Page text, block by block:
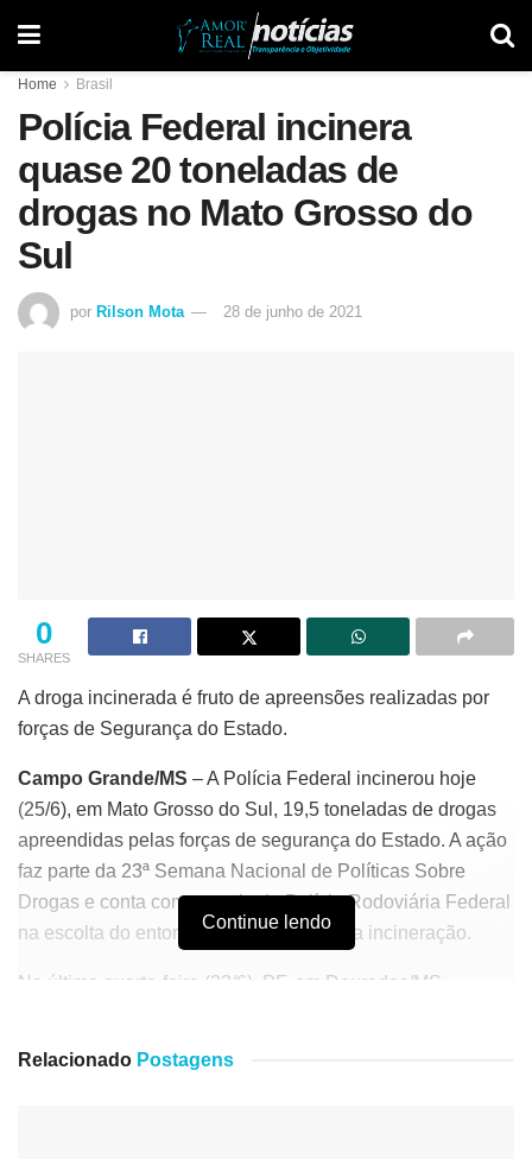
Home Brasil
Polícia Federal incinera
quase 20 toneladas de
drogas no Mato Grosso do
Sul
por Rilson Mota 28 de junho de 2021
0
SHARES
A droga incinerada é fruto de apreensões realizadas por
forças de Segurança do Estado.
Campo Grande/MS – A Polícia Federal incinerou hoje
(25/6), em Mato Grosso do Sul, 19,5 toneladas de drogas
apreendidas pelas forças de segurança do Estado. A ação
faz parte da 23ª Semana Nacional de Políticas Sobre
Drogas e conta com o apoio da Polícia Rodoviária Federal
na escolta do entorpecente até o local da incineração.
Na última quarta-feira (23/6), PF, em Dourados/MS,
último dia 10/06/2021 e realiza hoje a incineração de
Continue lendo
Relacionado Postagens